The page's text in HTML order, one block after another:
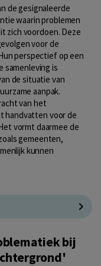
de gesignaleerde
waarin problemen
zich voordoen. Deze
voor de
perspectief op een
samenleving is
de situatie van
aanpak.
van het
handvatten voor de
vormt daarmee de
gemeenten,
kunnen
bij